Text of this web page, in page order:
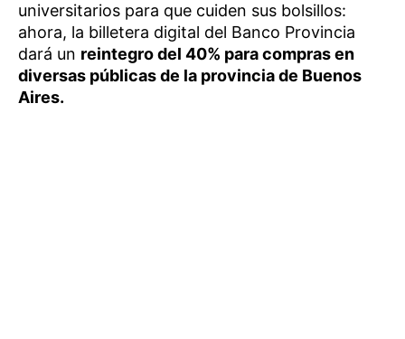
universitarios para que cuiden sus bolsillos:
ahora, la billetera digital del Banco Provincia
dará un reintegro del 40% para compras en
diversas públicas de la provincia de Buenos
Aires.